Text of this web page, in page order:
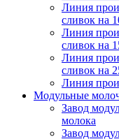
Линия
сливок на
Линия
сливок на
Линия
сливок на
Линия
Модульные
Завод
молока
Завод